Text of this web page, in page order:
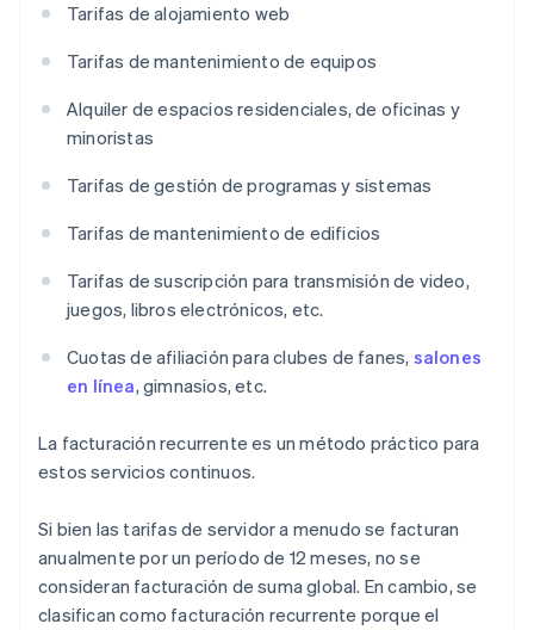
Tarifas de alojamiento web
Tarifas de mantenimiento de equipos
Alquiler de espacios residenciales, de oficinas y
minoristas
Tarifas de gestión de programas y sistemas
Tarifas de mantenimiento de edificios
Tarifas de suscripción para transmisión de video,
juegos, libros electrónicos, etc.
Cuotas de afiliación para clubes de fanes, salones
en línea, gimnasios, etc.
La facturación recurrente es un método práctico para
estos servicios continuos.
Si bien las tarifas de servidor a menudo se facturan
anualmente por un período de 12 meses, no se
consideran facturación de suma global. En cambio, se
clasifican como facturación recurrente porque el